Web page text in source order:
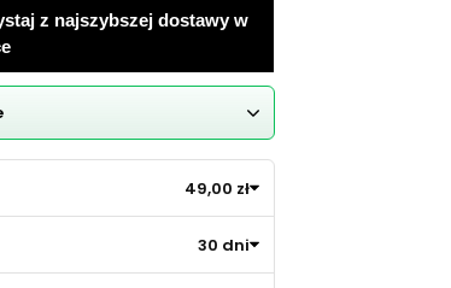
z najszybszej dostawy w
49,00 zł
30 dni